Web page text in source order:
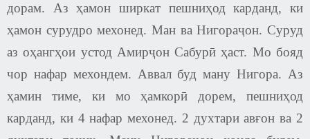
дорам. Аз ҳамон ширкат пешниҳод карданд, ки
ҳамон сурудро мехонед. Ман ва Нигораҷон. Суруд
аз оҳангҳои устод Амирҷон Сабурӣ ҳаст. Мо бояд
чор нафар мехондем. Аввал буд ману Нигора. Аз
ҳамин тиме, ки мо ҳамкорӣ дорем, пешниҳод
карданд, ки 4 нафар мехонед. 2 духтари авғон ва 2